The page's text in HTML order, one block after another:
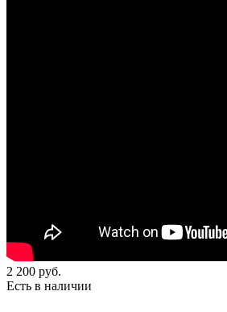
2 200 руб.
Есть в наличии